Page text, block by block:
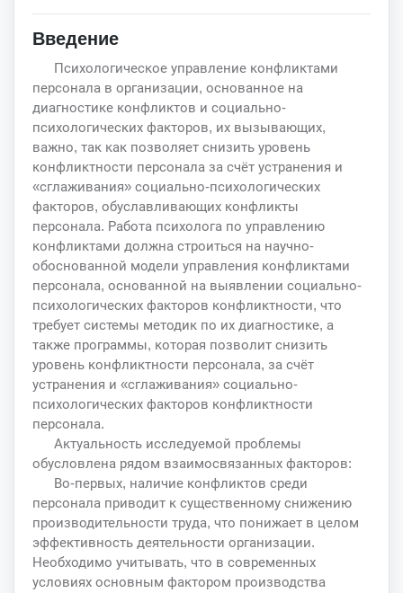
Введение
Психологическое управление конфликтами
персонала в организации, основанное на
диагностике конфликтов и социально-
психологических факторов, их вызывающих,
важно, так как позволяет снизить уровень
конфликтности персонала за счёт устранения и
«сглаживания» социально-психологических
факторов, обуславливающих конфликты
персонала. Работа психолога по управлению
конфликтами должна строиться на научно-
обоснованной модели управления конфликтами
персонала, основанной на выявлении социально-
психологических факторов конфликтности, что
требует системы методик по их диагностике, а
также программы, которая позволит снизить
уровень конфликтности персонала, за счёт
устранения и «сглаживания» социально-
психологических факторов конфликтности
персонала.
Актуальность исследуемой проблемы
обусловлена рядом взаимосвязанных факторов:
Во-первых, наличие конфликтов среди
персонала приводит к существенному снижению
производительности труда, что понижает в целом
эффективность деятельности организации.
Необходимо учитывать, что в современных
условиях основным фактором производства